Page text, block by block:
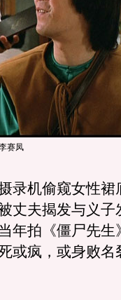
赛凤
机偷窥女性裙
丈夫揭发与义子
拍《僵尸先生
或疯，或身败名